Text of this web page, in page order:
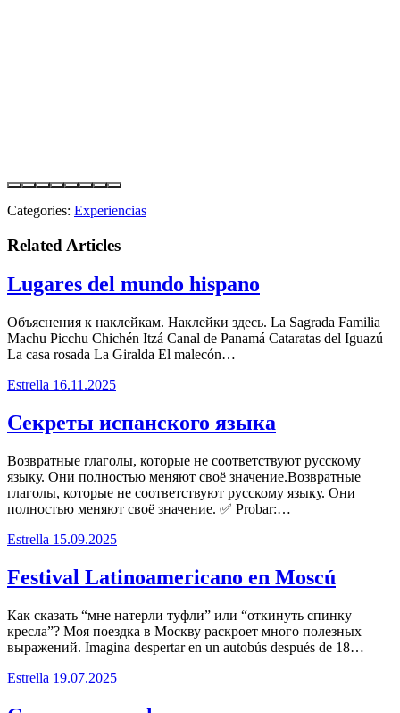
Categories: Experiencias
Related Articles
Lugares del mundo hispano
Объяснения к наклейкам. Наклейки здесь. La Sagrada Familia
Machu Picchu Chichén Itzá Canal de Panamá Cataratas del Iguazú
La casa rosada La Giralda El malecón…
Estrella 16.11.2025
Секреты испанского языка
Возвратные глаголы, которые не соответствуют русскому
языку. Они полностью меняют своё значение.Возвратные
глаголы, которые не соответствуют русскому языку. Они
полностью меняют своё значение. ✅ Probar:…
Estrella 15.09.2025
Festival Latinoamericano en Moscú
Как сказать “мне натерли туфли” или “откинуть спинку
кресла”? Моя поездка в Москву раскроет много полезных
выражений. Imagina despertar en un autobús después de 18…
Estrella 19.07.2025